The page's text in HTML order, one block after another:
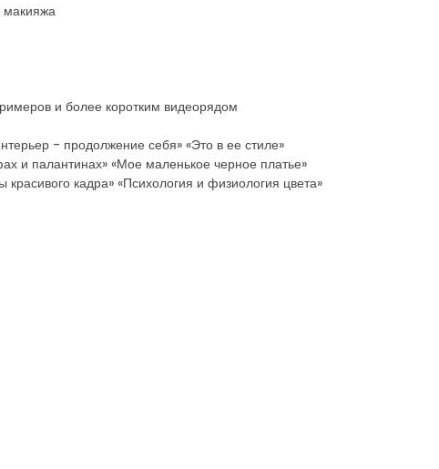
макияжа
и более коротким видеорядом
- продолжение себя» «Это в ее стиле»
и палантинах» «Мое маленькое черное платье»
кадра» «Психология и физиология цвета»